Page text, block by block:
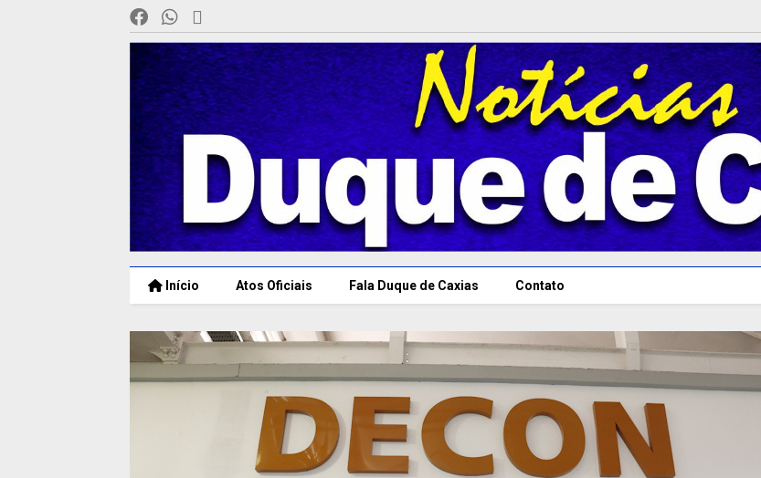
Início Atos Oficiais Fala Duque de Caxias Contato